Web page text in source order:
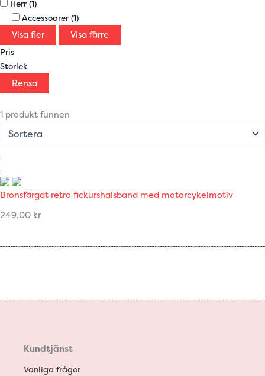
Herr (1)
Accessoarer (1)
Visa fler Visa färre
Pris
Storlek
Rensa
1 produkt funnen
Bronsfärgat retro fickurshalsband med motorcykelmotiv
249,00 kr
Kundtjänst
Vanliga frågor